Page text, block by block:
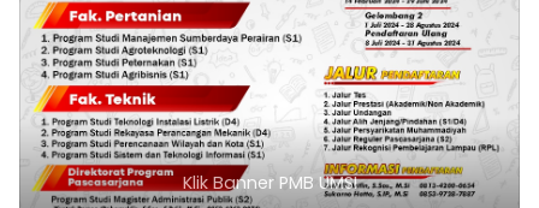
Klik Banner PMB UMSI